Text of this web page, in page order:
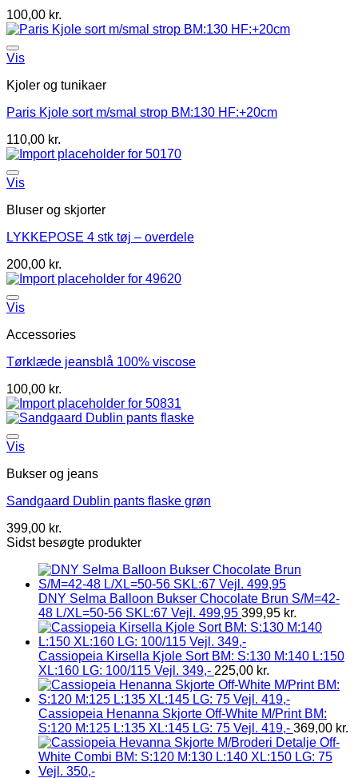
100,00 kr.
Vis
Kjoler og tunikaer
Paris Kjole sort m/smal strop BM:130 HF:+20cm
110,00 kr.
Vis
Bluser og skjorter
LYKKEPOSE 4 stk tøj – overdele
200,00 kr.
Vis
Accessories
Tørklæde jeansblå 100% viscose
100,00 kr.
Vis
Bukser og jeans
Sandgaard Dublin pants flaske grøn
399,00 kr.
Sidst besøgte produkter
DNY Selma Balloon Bukser Chocolate Brun S/M=42-
48 L/XL=50-56 SKL:67 Vejl. 499,95 399,95 kr.
Cassiopeia Kirsella Kjole Sort BM: S:130 M:140 L:150
XL:160 LG: 100/115 Vejl. 349,- 225,00 kr.
Cassiopeia Henanna Skjorte Off-White M/Print BM:
S:120 M:125 L:135 XL:145 LG: 75 Vejl. 419,- 369,00 kr.